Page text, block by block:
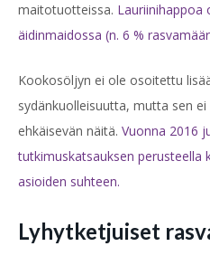
maitotuotteissa. Lauriinihappoa
äidinmaidossa (n. 6 %
Kookosöljyn ei ole osoitettu
sydänkuolleisuutta, mutta sen
ehkäisevän näitä. Vuonna 2016
tutkimuskatsauksen perusteella
asioiden suhteen.
Lyhytketjuiset